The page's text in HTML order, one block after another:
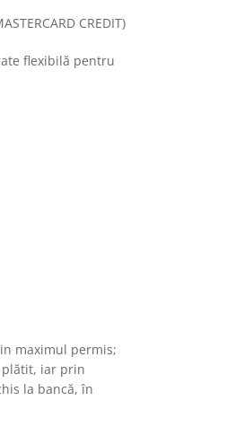
CREDIT)
flexibilă pentru
maximul permis;
plătit, iar prin
la bancă, în